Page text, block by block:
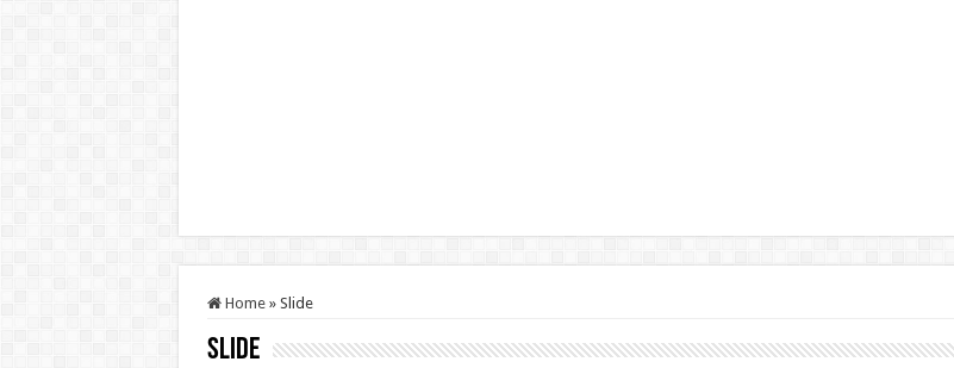
Home » Slide
Slide